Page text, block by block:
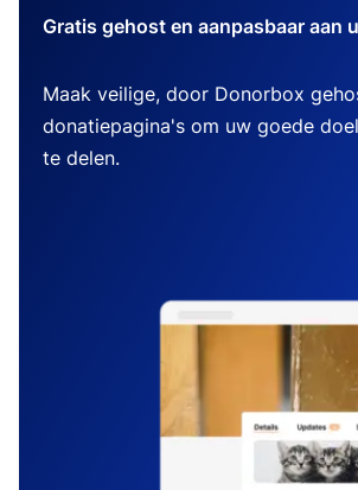
Gratis gehost en aanpasbaar aan
Maak veilige, door Donorbox
donatiepagina's om uw goede
te delen.